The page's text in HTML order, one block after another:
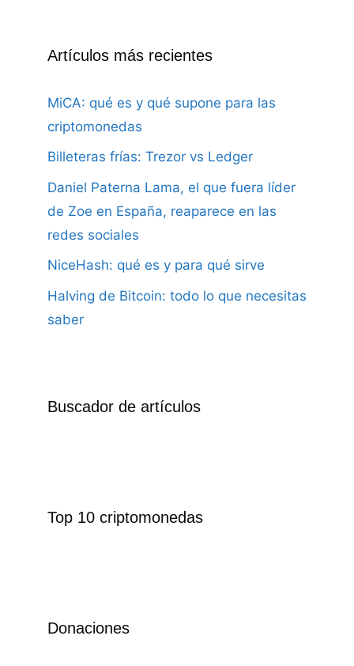
Artículos más recientes
MiCA: qué es y qué supone para las
criptomonedas
Billeteras frías: Trezor vs Ledger
Daniel Paterna Lama, el que fuera líder
de Zoe en España, reaparece en las
redes sociales
NiceHash: qué es y para qué sirve
Halving de Bitcoin: todo lo que necesitas
saber
Buscador de artículos
Top 10 criptomonedas
Donaciones